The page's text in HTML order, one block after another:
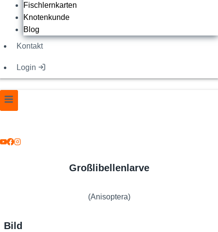
Fischlernkarten
Knotenkunde
Blog
Kontakt
Login
Großlibellenlarve
(Anisoptera)
Bild